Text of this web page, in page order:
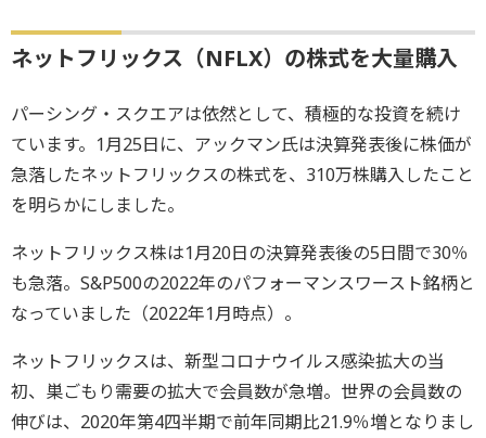
ネットフリックス（NFLX）の株式を大量購入
パーシング・スクエアは依然として、積極的な投資を続け
ています。1月25日に、アックマン氏は決算発表後に株価が
急落したネットフリックスの株式を、310万株購入したこと
を明らかにしました。
ネットフリックス株は1月20日の決算発表後の5日間で30％
も急落。S&P500の2022年のパフォーマンスワースト銘柄と
なっていました（2022年1月時点）。
ネットフリックスは、新型コロナウイルス感染拡大の当
初、巣ごもり需要の拡大で会員数が急増。世界の会員数の
伸びは、2020年第4四半期で前年同期比21.9％増となりまし